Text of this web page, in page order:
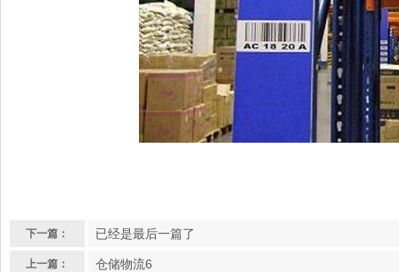
下一篇： 已经是最后一篇了
上一篇： 仓储物流6